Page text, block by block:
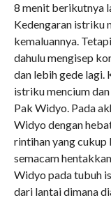
8 menit berikutnya
Kedengaran istriku
kemaluannya.
dahulu mengisep
dan lebih gede lagi.
istriku mencium
Pak Widyo. Pada
Widyo dengan
rintihan yang cukup
semacam
Widyo pada tubuh
dari lantai dimana